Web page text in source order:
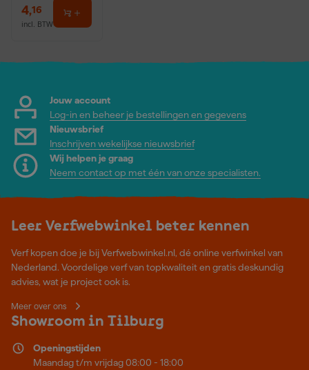
4,16
incl. BTW
Jouw account
Log-in en beheer je bestellingen en gegevens
Nieuwsbrief
Inschrijven wekelijkse nieuwsbrief
Wij helpen je graag
Neem contact op met één van onze specialisten.
Leer Verfwebwinkel beter kennen
Verf kopen doe je bij Verfwebwinkel.nl, dé online verfwinkel van
Nederland. Voordelige verf van topkwaliteit en gratis deskundig
advies, wat je project ook is.
Meer over ons
Showroom in Tilburg
Openingstijden
Maandag t/m vrijdag 08:00 - 18:00